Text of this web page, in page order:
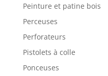
Peinture et patine bois
Perceuses
Perforateurs
Pistolets à colle
Ponceuses